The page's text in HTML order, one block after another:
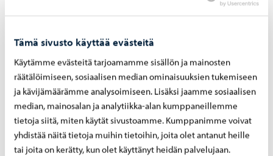
Tämä sivusto käyttää evästeitä
Käytämme evästeitä tarjoamamme sisällön ja mainosten
räätälöimiseen, sosiaalisen median ominaisuuksien tukemiseen
ja kävijämäärämme analysoimiseen. Lisäksi jaamme sosiaalisen
median, mainosalan ja analytiikka-alan kumppaneillemme
tietoja siitä, miten käytät sivustoamme. Kumppanimme voivat
yhdistää näitä tietoja muihin tietoihin, joita olet antanut heille
tai joita on kerätty, kun olet käyttänyt heidän palvelujaan.
luomumaitoa ja piimää. Lihan kotimaisuusaste on 100 %.
kouluissa vapaasti valittavana joka päivä. Salaattiainekset
ovat tarjolla erikseen, jolloin jokainen voi itse valita
haluamansa tuotteen.
Suositukset